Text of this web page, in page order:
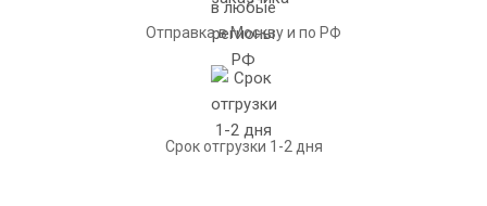
Отправка в Москву и по РФ
Срок отгрузки 1-2 дня